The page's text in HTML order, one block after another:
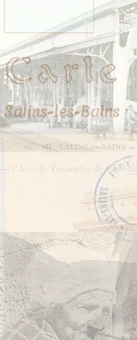
Salins-les-Bains